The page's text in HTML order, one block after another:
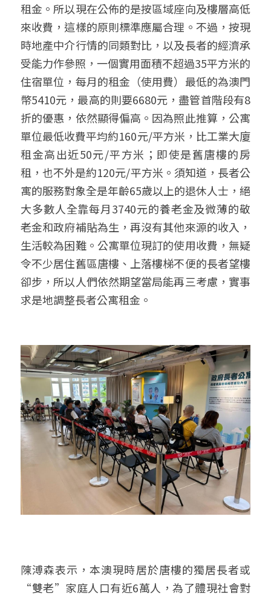
租金。所以現在公佈的是按區域座向及樓層高低
來收費，這樣的原則標準應屬合理。不過，按現
時地產中介行情的同類對比，以及長者的經濟承
受能力作參照，一個實用面積不超過35平方米的
住宿單位，每月的租金（使用費）最低的為澳門
幣5410元，最高的則要6680元，盡管首階段有8
折的優惠，依然顯得偏高。因為照此推算，公寓
單位最低收費平均約160元/平方米，比工業大廈
租金高出近50元/平方米；即使是舊唐樓的房
租，也不外是約120元/平方米。須知道，長者公
寓的服務對象全是年齡65歲以上的退休人士，絕
大多數人全靠每月3740元的養老金及微薄的敬
老金和政府補貼為生，再沒有其他來源的收入，
生活較為困難。公寓單位現訂的使用收費，無疑
令不少居住舊區唐樓、上落樓梯不便的長者望樓
卻步，所以人們依然期望當局能再三考慮，實事
求是地調整長者公寓租金。
陳溥森表示，本澳現時居於唐樓的獨居長者或
“雙老”家庭人口有近6萬人，為了體現社會對